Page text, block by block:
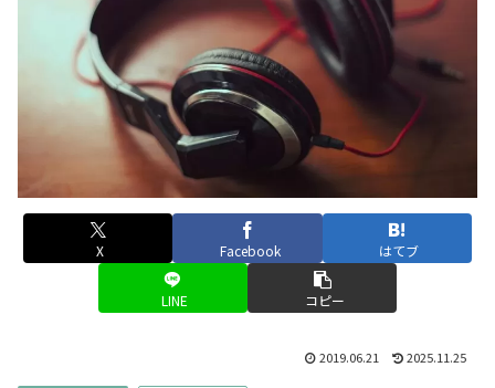
X Facebook はてブ
LINE コピー
2019.06.21 2025.11.25